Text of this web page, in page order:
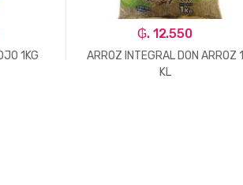
1KG
₲. 12.550
ARROZ INTEGRAL DON ARROZ 1
KL